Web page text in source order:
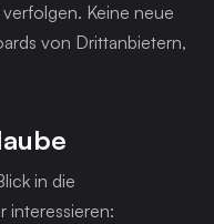
Keine neue
von Drittanbietern,
in die
interessieren: